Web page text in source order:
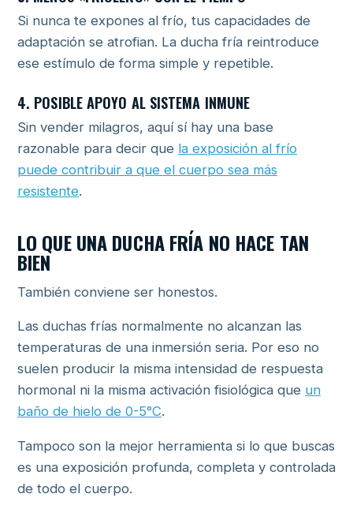
Si nunca te expones al frío, tus capacidades de
adaptación se atrofian. La ducha fría reintroduce
ese estímulo de forma simple y repetible.
4. POSIBLE APOYO AL SISTEMA INMUNE
Sin vender milagros, aquí sí hay una base
razonable para decir que la exposición al frío
puede contribuir a que el cuerpo sea más
resistente.
LO QUE UNA DUCHA FRÍA NO HACE TAN
BIEN
También conviene ser honestos.
Las duchas frías normalmente no alcanzan las
temperaturas de una inmersión seria. Por eso no
suelen producir la misma intensidad de respuesta
hormonal ni la misma activación fisiológica que un
baño de hielo de 0-5°C.
Tampoco son la mejor herramienta si lo que buscas
es una exposición profunda, completa y controlada
de todo el cuerpo.